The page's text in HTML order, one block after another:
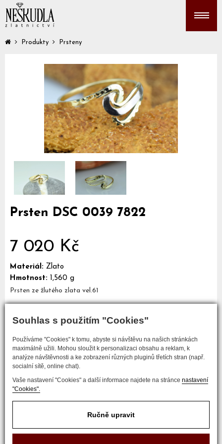
Souhlas s použitím "Cookies"
Používáme "Cookies" k tomu, abyste si návštěvu na našich stránkách
maximálně užili. Mohou sloužit k personalizaci obsahu a reklam, k
analýze návštěvnosti a ke zobrazení různých pluginů třetích stran (např.
socialní sítě, online chat).
Vaše nastavení "Cookies" a další informace najdete na stránce nastavení
"Cookies".
Ručně upravit
Produkty Prsteny
Prsten DSC 0039 7822
7 020 Kč
Materiál: Zlato
Hmotnost: 1,560 g
Prsten ze žlutého zlata vel.61
COPYRIGHT © 2017 ZLATNICTVÍ NEŠKUDLA